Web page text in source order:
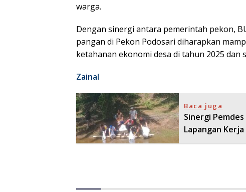
warga.
Dengan sinergi antara pemerintah pekon,
pangan di Pekon Podosari diharapkan
ketahanan ekonomi desa di tahun 2025 dan
Zainal
Baca juga
Sinergi
Lapangan Kerja